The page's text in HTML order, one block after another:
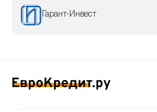
Гарант-Инвест